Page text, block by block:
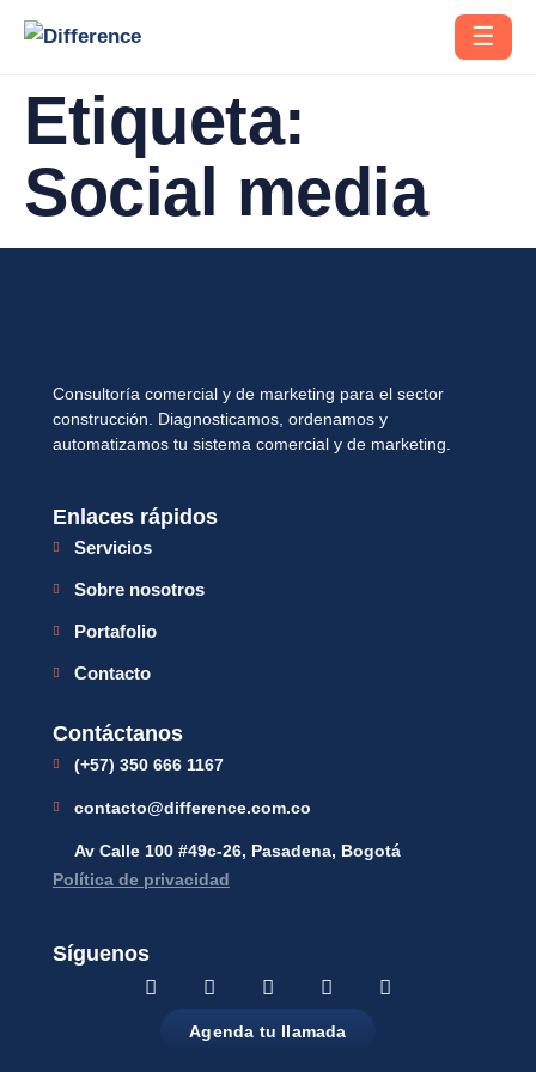
☰
Etiqueta:
Social media
Consultoría comercial y de marketing para el sector
construcción. Diagnosticamos, ordenamos y
automatizamos tu sistema comercial y de marketing.
Enlaces rápidos
Servicios
Sobre nosotros
Portafolio
Contacto
Contáctanos
(+57) 350 666 1167
contacto@difference.com.co
Av Calle 100 #49c-26, Pasadena, Bogotá
Política de privacidad
Síguenos
Agenda tu llamada